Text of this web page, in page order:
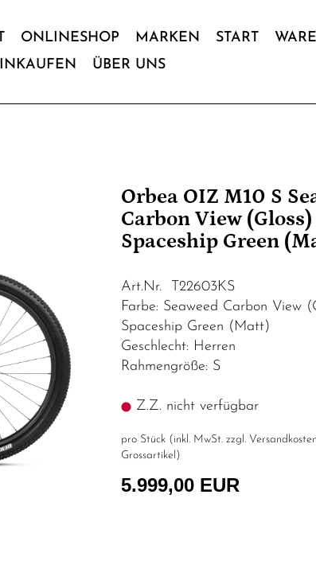
ONLINESHOP MARKEN START
ÜBER UNS
Orbea OIZ M10 S
Carbon View (Gloss)
Spaceship Green
Art.Nr. T22603KS
Farbe: Seaweed Carbon View
Spaceship Green (Matt)
Geschlecht: Herren
Rahmengröße: S
Z.Z. nicht verfügbar
pro Stück (inkl. MwSt. zzgl.
Grossartikel )
5.999,00 EUR